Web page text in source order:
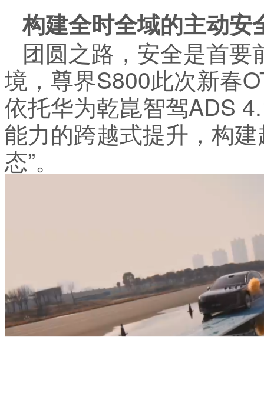
构建全时全域的主动安
团圆之路，安全是首
境，尊界S800此次新春
依托华为乾崑智驾ADS
能力的跨越式提升，构
态”。